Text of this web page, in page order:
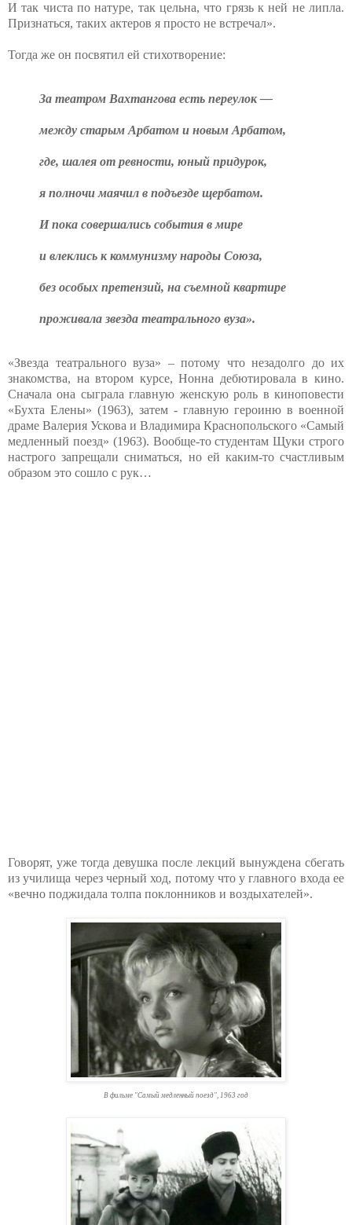
И так чиста по натуре, так цельна, что грязь к ней не липла.
Признаться, таких актеров я просто не встречал».
Тогда же он посвятил ей стихотворение:
За театром Вахтангова есть переулок —
между старым Арбатом и новым Арбатом,
где, шалея от ревности, юный придурок,
я полночи маячил в подъезде щербатом.
И пока совершались события в мире
и влеклись к коммунизму народы Союза,
без особых претензий, на съемной квартире
проживала звезда театрального вуза».
«Звезда театрального вуза» – потому что незадолго до их
знакомства, на втором курсе, Нонна дебютировала в кино.
Сначала она сыграла главную женскую роль в киноповести
«Бухта Елены» (1963), затем - главную героиню в военной
драме Валерия Ускова и Владимира Краснопольского «Самый
медленный поезд» (1963). Вообще-то студентам Щуки строго
настрого запрещали сниматься, но ей каким-то счастливым
образом это сошло с рук…
Говорят, уже тогда девушка после лекций вынуждена сбегать
из училища через черный ход, потому что у главного входа ее
«вечно поджидала толпа поклонников и воздыхателей».
В фильме "Самый медленный поезд", 1963 год